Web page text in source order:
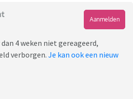
Aanmelden
4 weken niet gereageerd,
verborgen. Je kan ook een nieuw